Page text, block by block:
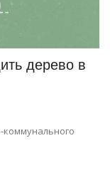
дерево в